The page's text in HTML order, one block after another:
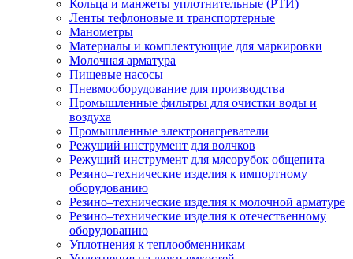
Кольца и манжеты уплотнительные (РТИ)
Ленты тефлоновые и транспортерные
Манометры
Материалы и комплектующие для маркировки
Молочная арматура
Пищевые насосы
Пневмооборудование для производства
Промышленные фильтры для очистки воды и
воздуха
Промышленные электронагреватели
Режущий инструмент для волчков
Режущий инструмент для мясорубок общепита
Резино–технические изделия к импортному
оборудованию
Резино–технические изделия к молочной арматуре
Резино–технические изделия к отечественному
оборудованию
Уплотнения к теплообменникам